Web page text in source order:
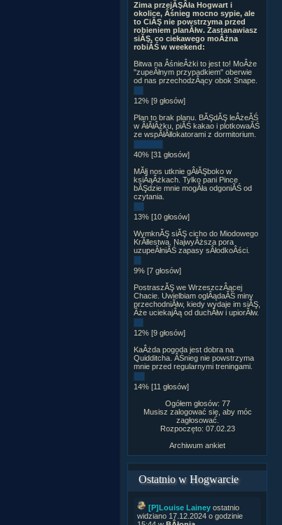
Zima przejĂŞÂła Hogwart i
okolice, Âśnieg mocno sypie, ale
to CiĂŞ nie powstrzyma przed
robieniem planĂłw. Zastanawiasz
siĂŞ, co ciekawego moÂżna
robiĂŚ w weekend:
Bitwa na ÂśnieÂżki to jest to! MoÂże
"zupeÂłnym przypadkiem" oberwie
od nas przechodzÂący obok Snape.
12% [9 głosów]
Plan to brak planu. BĂŞdĂŞ leÂżeĂŚ
w ÂłĂłÂżku, piĂŚ kakao i plotkowaĂŚ
ze wspĂłÂłlokatorami z dormitorium.
40% [31 głosów]
MĂłj nos utknie gÂłĂŞboko w
ksiÂąÂżkach. Tylko pani Pince
bĂŞdzie mnie mogÂła odgoniĂŚ od
czytania.
13% [10 głosów]
WymknĂŞ siĂŞ cicho do Miodowego
KrĂłlestwa. NajwyÂższa pora
uzupeÂłniĂŚ zapasy sÂłodkoÂści.
9% [7 głosów]
PostraszĂŞ we WrzeszczÂącej
Chacie. Uwielbiam oglÂądaĂŚ miny
przechodniĂłw, kiedy wydaje im siĂŞ,
Âże uciekajÂą od duchĂłw i upiorĂłw.
12% [9 głosów]
KaÂżda pogoda jest dobra na
Quidditcha. ÂŚnieg nie powstrzyma
mnie przed regularnymi treningami.
14% [11 głosów]
Ogółem głosów: 77
Musisz zalogować się, aby móc
zagłosować.
Rozpoczęto: 07.02.23
Archiwum ankiet
Ostatnio w Hogwarcie
[P]Louise Lainey ostatnio
widziano 17.12.2024 o godzinie